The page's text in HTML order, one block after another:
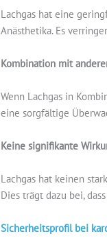
Lachgas hat eine
Anästhetika. Es
Kombination mit
Wenn Lachgas in
eine sorgfältige
Keine signifikante
Lachgas hat keinen
Dies trägt dazu bei,
Sicherheitsprofil bei